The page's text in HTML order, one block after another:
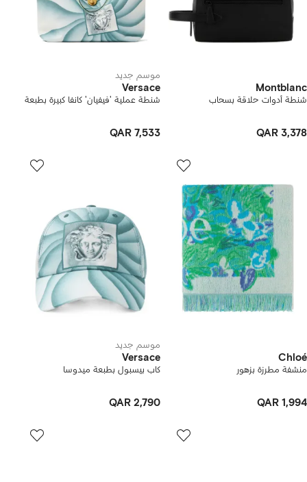
Montblanc
شنطة أدوات حلاقة بسحاب
QAR 3,378
موسم جديد
Versace
شنطة عملية 'فيفيان' كانفا كبيرة بطبعة
QAR 7,533
Chloé
منشفة مطرزة بزهور
QAR 1,994
موسم جديد
Versace
كاب بيسبول بطبعة ميدوسا
QAR 2,790